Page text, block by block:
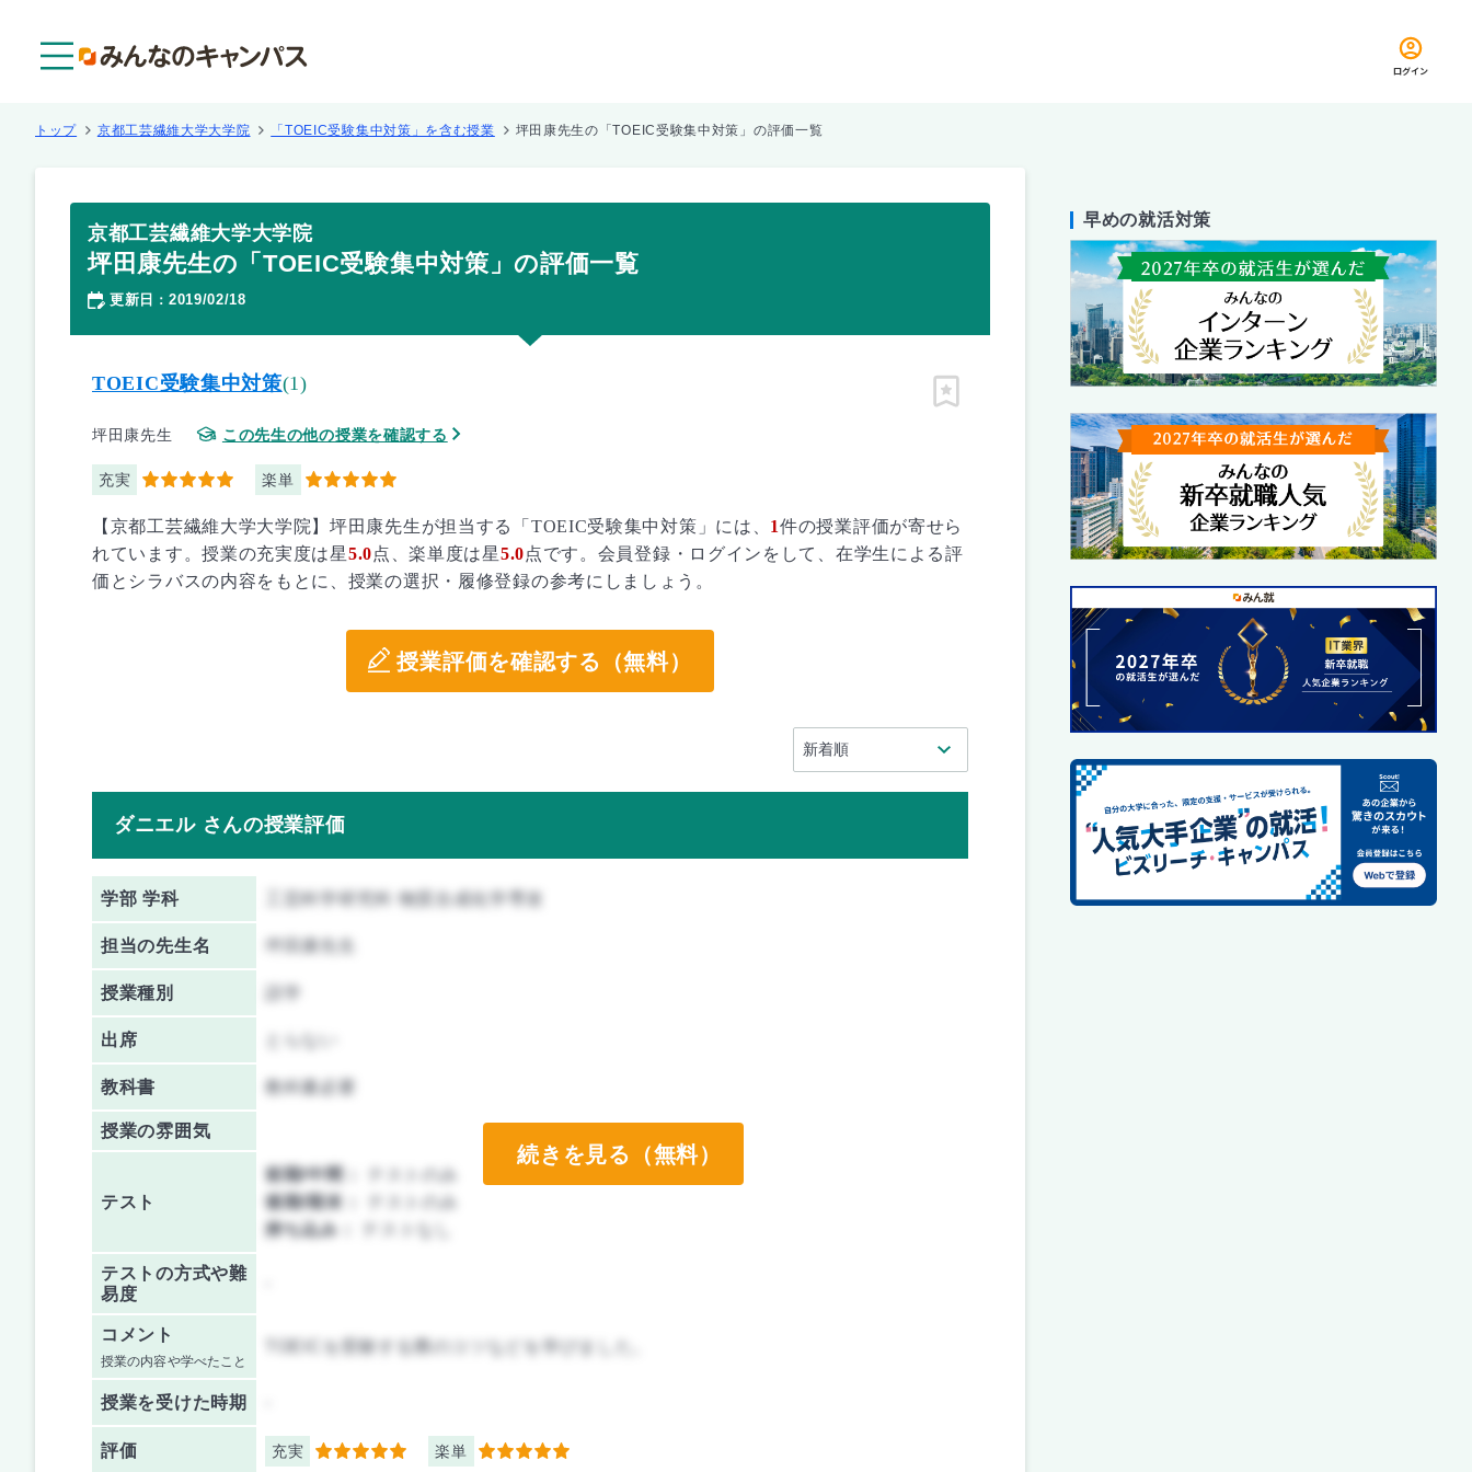
ログイン
トップ 京都工芸繊維大学大学院 「TOEIC受験集中対策」を含む授業 坪田康先生の「TOEIC受験集中対策」の評価一覧
京都工芸繊維大学大学院
坪田康先生の「TOEIC受験集中対策」の評価一覧
更新日 ： 2019/02/18
TOEIC受験集中対策(1)
坪田康先生 この先生の他の授業を確認する
充実 5 楽単 5
ピン留め
【京都工芸繊維大学大学院】坪田康先生が担当する「TOEIC受験集中対策」には、 1件の授業評価が寄せら
れています。授業の充実度は星5.0点、楽単度は星5.0点です。会員登録・ログインをして、在学生による評
価とシラバスの内容をもとに、授業の選択・履修登録の参考にしましょう。
授業評価を確認する（無料）
ダニエル さんの授業評価
学部 学科 工芸科学研究科 物質合成化学専攻
担当の先生名 坪田康先生
授業種別
出席
教科書 教科書必要
授業の雰囲気
テスト
前期/中間：
テストのみ
後期/期末：
テストのみ
持ち込み：
テストの方式や難
易度
コメント
授業の内容や学べたこと
TOEICを受験する際のコツなどを学びました。
授業を受けた時期
評価 充実 5 楽単 5
続きを見る（無料）
早めの就活対策